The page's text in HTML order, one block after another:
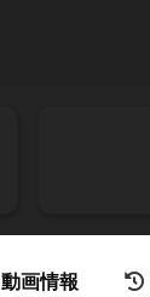
動画情報